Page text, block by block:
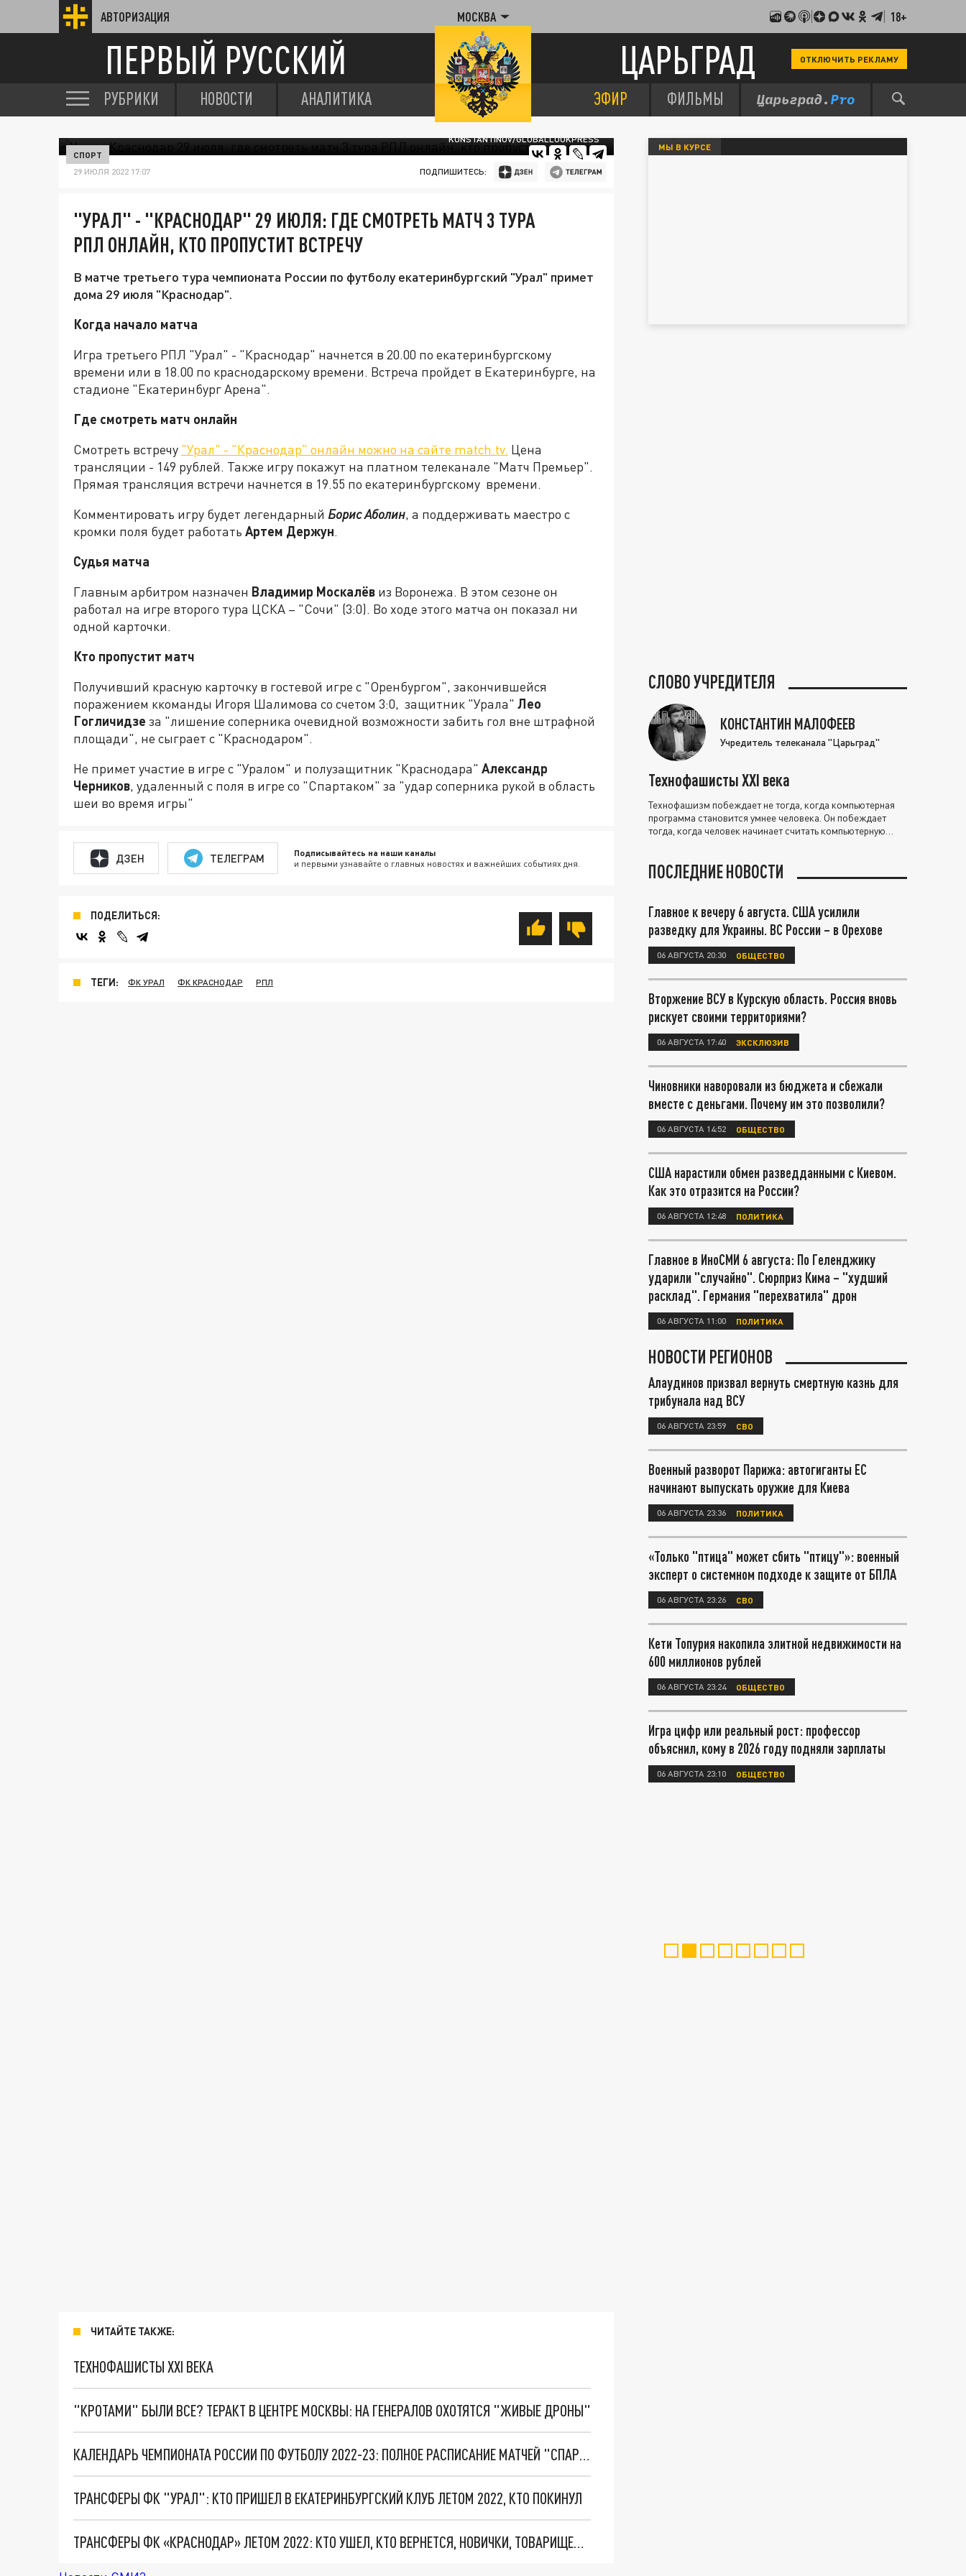
АВТОРИЗАЦИЯ МОСКВА 18+
ПЕРВЫЙ РУССКИЙ ЦАРЬГРАД ОТКЛЮЧИТЬ РЕКЛАМУ
РУБРИКИ НОВОСТИ АНАЛИТИКА ЭФИР ФИЛЬМЫ
KONSTANTINOV/GLOBALLOOKPRESS
СПОРТ
29 ИЮЛЯ 2022 17:07 ПОДПИШИТЕСЬ:
"УРАЛ" - "КРАСНОДАР" 29 ИЮЛЯ: ГДЕ СМОТРЕТЬ МАТЧ 3 ТУРА
РПЛ ОНЛАЙН, КТО ПРОПУСТИТ ВСТРЕЧУ
В матче третьего тура чемпионата России по футболу екатеринбургский "Урал" примет
дома 29 июля "Краснодар".
Когда начало матча
Игра третьего РПЛ "Урал" - "Краснодар" начнется в 20.00 по екатеринбургскому
времени или в 18.00 по краснодарскому времени. Встреча пройдет в Екатеринбурге, на
стадионе "Екатеринбург Арена".
Где смотреть матч онлайн
Смотреть встречу "Урал" - "Краснодар" онлайн можно на сайте match.tv. Цена
трансляции - 149 рублей. Также игру покажут на платном телеканале "Матч Премьер".
Прямая трансляция встречи начнется в 19.55 по екатеринбургскому времени.
Комментировать игру будет легендарный Борис Аболин, а поддерживать маестро с
кромки поля будет работать Артем Держун.
Судья матча
Главным арбитром назначен Владимир Москалёв из Воронежа. В этом сезоне он
работал на игре второго тура ЦСКА – "Сочи" (3:0). Во ходе этого матча он показал ни
одной карточки.
Кто пропустит матч
Получивший красную карточку в гостевой игре с "Оренбургом", закончившейся
поражением ккоманды Игоря Шалимова со счетом 3:0, защитник "Урала" Лео
Гогличидзе за "лишение соперника очевидной возможности забить гол вне штрафной
площади", не сыграет с "Краснодаром".
Не примет участие в игре с "Уралом" и полузащитник "Краснодара" Александр
Черников, удаленный с поля в игре со "Спартаком" за "удар соперника рукой в область
шеи во время игры"
ДЗЕН ТЕЛЕГРАМ Подписывайтесь на наши каналы
и первыми узнавайте о главных новостях и важнейших событиях дня.
ПОДЕЛИТЬСЯ:
ТЕГИ: ФК УРАЛ ФК КРАСНОДАР РПЛ
ЧИТАЙТЕ ТАКЖЕ:
ТЕХНОФАШИСТЫ XXI ВЕКА
"КРОТАМИ" БЫЛИ ВСЕ? ТЕРАКТ В ЦЕНТРЕ МОСКВЫ: НА ГЕНЕРАЛОВ ОХОТЯТСЯ "ЖИВЫЕ ДРОНЫ"
КАЛЕНДАРЬ ЧЕМПИОНАТА РОССИИ ПО ФУТБОЛУ 2022-23: ПОЛНОЕ РАСПИСАНИЕ МАТЧЕЙ "СПАРТАКА" В РПЛ
ТРАНСФЕРЫ ФК "УРАЛ": КТО ПРИШЕЛ В ЕКАТЕРИНБУРГСКИЙ КЛУБ ЛЕТОМ 2022, КТО ПОКИНУЛ
ТРАНСФЕРЫ ФК «КРАСНОДАР» ЛЕТОМ 2022: КТО УШЕЛ, КТО ВЕРНЕТСЯ, НОВИЧКИ, ТОВАРИЩЕСКИЕ МАТЧИ
МЫ В КУРСЕ
СЛОВО УЧРЕДИТЕЛЯ
КОНСТАНТИН МАЛОФЕЕВ
Учредитель телеканала "Царьград"
Технофашисты XXI века
Технофашизм побеждает не тогда, когда компьютерная
программа становится умнее человека. Он побеждает
тогда, когда человек начинает считать компьютерную
ПОСЛЕДНИЕ НОВОСТИ
Главное к вечеру 6 августа. США усилили
разведку для Украины. ВС России – в Орехове
06 АВГУСТА 20:30 ОБЩЕСТВО
Вторжение ВСУ в Курскую область. Россия вновь
рискует своими территориями?
06 АВГУСТА 17:40 ЭКСКЛЮЗИВ
Чиновники наворовали из бюджета и сбежали
вместе с деньгами. Почему им это позволили?
06 АВГУСТА 14:52 ОБЩЕСТВО
США нарастили обмен разведданными с Киевом.
Как это отразится на России?
06 АВГУСТА 12:48 ПОЛИТИКА
Главное в ИноСМИ 6 августа: По Геленджику
ударили "случайно". Сюрприз Кима – "худший
расклад". Германия "перехватила" дрон
06 АВГУСТА 11:00 ПОЛИТИКА
НОВОСТИ РЕГИОНОВ
Алаудинов призвал вернуть смертную казнь для
трибунала над ВСУ
06 АВГУСТА 23:59 СВО
Военный разворот Парижа: автогиганты ЕС
начинают выпускать оружие для Киева
06 АВГУСТА 23:36 ПОЛИТИКА
«Только "птица" может сбить "птицу"»: военный
эксперт о системном подходе к защите от БПЛА
06 АВГУСТА 23:26 СВО
Кети Топурия накопила элитной недвижимости на
600 миллионов рублей
06 АВГУСТА 23:24 ОБЩЕСТВО
Игра цифр или реальный рост: профессор
объяснил, кому в 2026 году подняли зарплаты
06 АВГУСТА 23:10 ОБЩЕСТВО